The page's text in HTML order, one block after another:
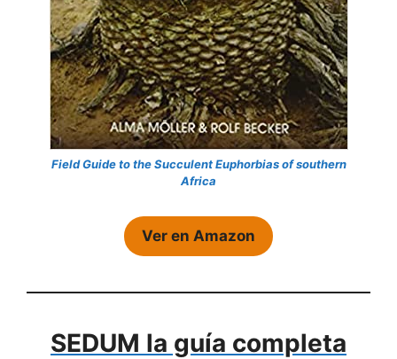
Field Guide to the Succulent Euphorbias of southern
Africa
Ver en Amazon
SEDUM la guía completa